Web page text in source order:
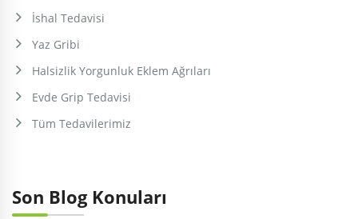
İshal Tedavisi
Yaz Gribi
Halsizlik Yorgunluk Eklem Ağrıları
Evde Grip Tedavisi
Tüm Tedavilerimiz
Son Blog Konuları